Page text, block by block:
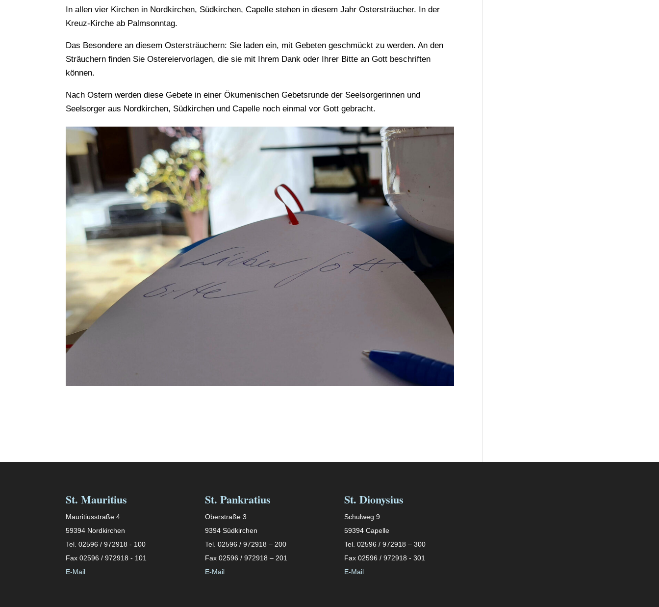
In allen vier Kirchen in Nordkirchen, Südkirchen, Capelle stehen in diesem Jahr Ostersträucher. In der
Kreuz-Kirche ab Palmsonntag.
Das Besondere an diesem Ostersträuchern: Sie laden ein, mit Gebeten geschmückt zu werden. An den
Sträuchern finden Sie Ostereiervorlagen, die sie mit Ihrem Dank oder Ihrer Bitte an Gott beschriften
können.
Nach Ostern werden diese Gebete in einer Ökumenischen Gebetsrunde der Seelsorgerinnen und
Seelsorger aus Nordkirchen, Südkirchen und Capelle noch einmal vor Gott gebracht.
St. Mauritius
Mauritiusstraße 4
59394 Nordkirchen
Tel. 02596 / 972918 - 100
Fax 02596 / 972918 - 101
E-Mail
St. Pankratius
Oberstraße 3
9394 Südkirchen
Tel. 02596 / 972918 – 200
Fax 02596 / 972918 – 201
E-Mail
St. Dionysius
Schulweg 9
59394 Capelle
Tel. 02596 / 972918 – 300
Fax 02596 / 972918 - 301
E-Mail